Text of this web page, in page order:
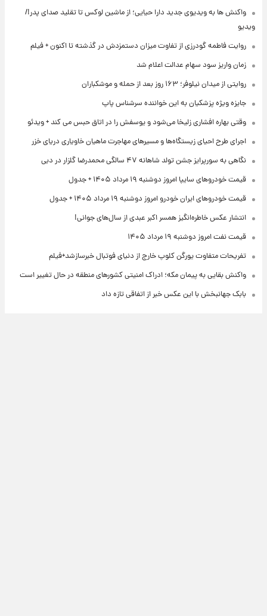
واکنش ها به ویدیوی جدید دارا حیایی؛ از ماشین لوکس تا تقلید صدای پدر!/
ویدیو
روایت فاطمه گودرزی از تفاوت میزان دستمزدش در گذشته تا اکنون + فیلم
زمان واریز سود سهام عدالت اعلام شد
روایتی از میدان نیلوفر؛ ۱۶۳ روز بعد از حمله و موشکباران
جایزه ویژه پزشکیان به این خواننده سرشناس پاپ
وقتی بهاره افشاری زلیخا می‌شود و یوسفش را در اتاق حبس می کند + ویدئو
اجرای طرح احیای زیستگاه‌ها و مسیرهای مهاجرت ماهیان خاویاری دریای خزر
نگاهی به سورپرایز جشن تولد شاهانه ۴۷ سالگی محمدرضا گلزار در دبی
قیمت خودروهای سایپا امروز دوشنبه ۱۹ مرداد ۱۴۰۵ + جدول
قیمت خودروهای ایران خودرو امروز دوشنبه ۱۹ مرداد ۱۴۰۵ + جدول
انتشار عکس خاطره‌انگیز همسر اکبر عبدی از سال‌های جوانی!
قیمت نفت امروز دوشنبه ۱۹ مرداد ۱۴۰۵
تفریحات متفاوت یورگن کلوپ خارج از دنیای فوتبال خبرسازشد+فیلم
واکنش بقایی به پیمان مکه؛ ادراک امنیتی کشورهای منطقه در حال تغییر است
بابک جهانبخش با این عکس خبر از اتفاقی تازه داد